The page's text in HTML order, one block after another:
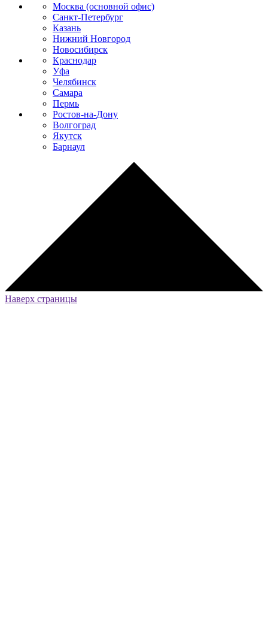
Москва (основной офис)
Санкт-Петербург
Казань
Нижний Новгород
Новосибирск
Краснодар
Уфа
Челябинск
Самара
Пермь
Ростов-на-Дону
Волгоград
Якутск
Барнаул
Наверх страницы